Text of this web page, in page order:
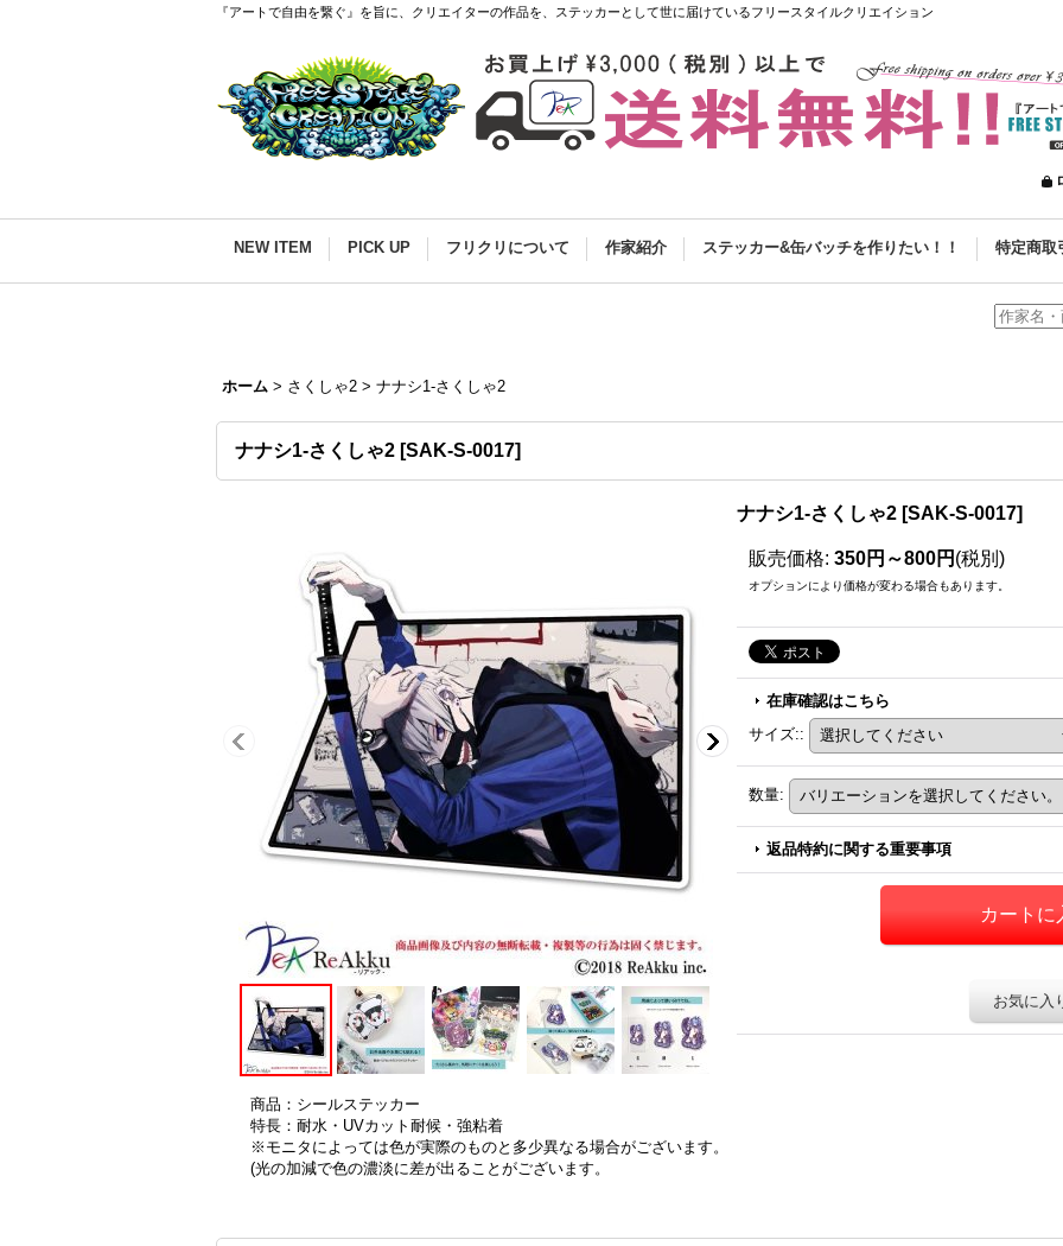
『アートで自由を繋ぐ』を旨に、クリエイターの作品を、ステッカーとして世に届けているフリースタイルクリエイション
NEW ITEM PICK UP フリクリについて 作家紹介 ステッカー&缶バッチを作りたい！！ 特定商取
ホーム > さくしゃ2 > ナナシ1-さくしゃ2
ナナシ1-さくしゃ2 [SAK-S-0017]
ナナシ1-さくしゃ2 [SAK-S-0017]
販売価格: 350円～800円 (税別)
オプションにより価格が変わる場合もあります。
在庫確認はこちら
サイズ::
数量:
返品特約に関する重要事項
お気に入
商品：シールステッカー
特長：耐水・UVカット耐候・強粘着
※モニタによっては色が実際のものと多少異なる場合がございます。
(光の加減で色の濃淡に差が出ることがございます。